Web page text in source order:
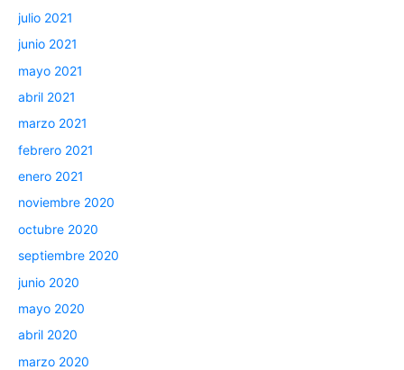
julio 2021
junio 2021
mayo 2021
abril 2021
marzo 2021
febrero 2021
enero 2021
noviembre 2020
octubre 2020
septiembre 2020
junio 2020
mayo 2020
abril 2020
marzo 2020